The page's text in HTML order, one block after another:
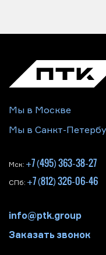
Мы в Москве
Мы в Санкт-
Мск: +7 (495) 363-38-27
СПб: +7 (812) 326-06-46
info@ptk.group
Заказать звонок